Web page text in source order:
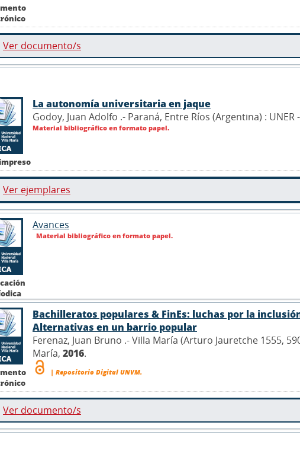
Ver documento/s
La autonomía universitaria en jaque
Godoy, Juan Adolfo .- Paraná, Entre Ríos (Argentina) :
Material bibliográfico en formato papel.
Ver ejemplares
Avances
Material bibliográfico en formato papel.
Bachilleratos populares & FinEs: luchas por la
Alternativas en un barrio popular
Ferenaz, Juan Bruno .- Villa María (Arturo Jauretche 1555,
María, 2016.
| Repositorio Digital UNVM.
Ver documento/s